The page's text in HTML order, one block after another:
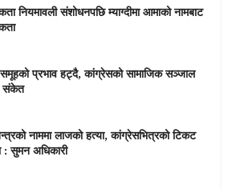
नियमावली संशोधनपछि म्याग्दीमा आमाको नामबाट
प्रभाव हट्दै, कांग्रेसको सामाजिक सञ्जाल
संकेत
नाममा लाजको हत्या, कांग्रेसभित्रको टिकट
: सुमन अधिकारी